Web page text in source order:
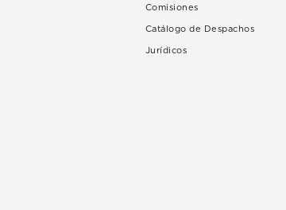
Comisiones
Catálogo de Despachos
Jurídicos